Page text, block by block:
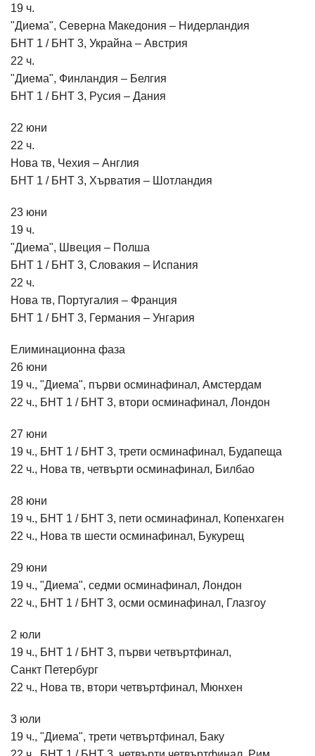
19 ч.
"Диема", Северна Македония – Нидерландия
БНТ 1 / БНТ 3, Украйна – Австрия
22 ч.
"Диема", Финландия – Белгия
БНТ 1 / БНТ 3, Русия – Дания
22 юни
22 ч.
Нова тв, Чехия – Англия
БНТ 1 / БНТ 3, Хърватия – Шотландия
23 юни
19 ч.
"Диема", Швеция – Полша
БНТ 1 / БНТ 3, Словакия – Испания
22 ч.
Нова тв, Португалия – Франция
БНТ 1 / БНТ 3, Германия – Унгария
Елиминационна фаза
26 юни
19 ч., "Диема", първи осминафинал, Амстердам
22 ч., БНТ 1 / БНТ 3, втори осминафинал, Лондон
27 юни
19 ч., БНТ 1 / БНТ 3, трети осминафинал, Будапеща
22 ч., Нова тв, четвърти осминафинал, Билбао
28 юни
19 ч., БНТ 1 / БНТ 3, пети осминафинал, Копенхаген
22 ч., Нова тв шести осминафинал, Букурещ
29 юни
19 ч., "Диема", седми осминафинал, Лондон
22 ч., БНТ 1 / БНТ 3, осми осминафинал, Глазгоу
2 юли
19 ч., БНТ 1 / БНТ 3, първи четвъртфинал,
Санкт Петербург
22 ч., Нова тв, втори четвъртфинал, Мюнхен
3 юли
19 ч., "Диема", трети четвъртфинал, Баку